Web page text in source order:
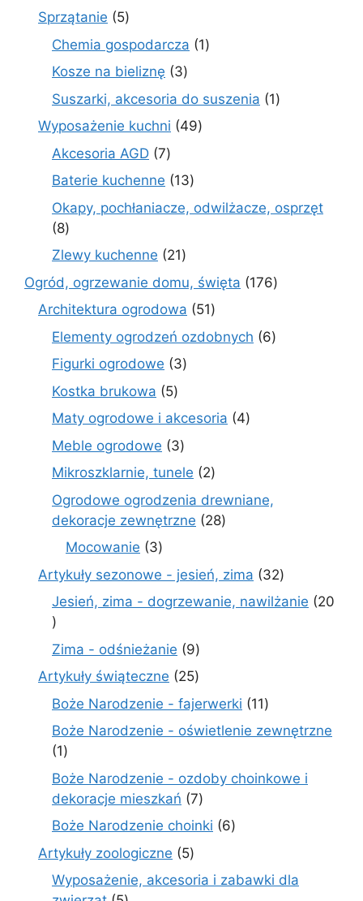
Sprzątanie 55
produktów
Chemia gospodarcza 11
Kosze na bieliznę 33
produkty
Suszarki, akcesoria do suszenia 11
Wyposażenie kuchni 4949
Akcesoria AGD 77
produktów
Baterie kuchenne 1313
produktów
Okapy, pochłaniacze, odwilżacze, osprzęt
88
produktów
Zlewy kuchenne 2121
produktów
Ogród, ogrzewanie domu, święta 176176
Architektura ogrodowa 5151
produktów
Elementy ogrodzeń ozdobnych 66
Figurki ogrodowe 33
Kostka brukowa 55
produktów
Maty ogrodowe i akcesoria 44
Meble ogrodowe 33
produkty
Mikroszklarnie, tunele 22
produkty
Ogrodowe ogrodzenia drewniane,
dekoracje zewnętrzne
2828
Mocowanie 33
produkty
Artykuły sezonowe - jesień, zima 3232
produkty
Jesień, zima - dogrzewanie, nawilżanie
20
20
produktów
Zima - odśnieżanie 99
produktów
Artykuły świąteczne 2525
produktów
Boże Narodzenie - fajerwerki 1111
produktów
Boże Narodzenie - oświetlenie zewnętrzne
11
produkt
Boże Narodzenie - ozdoby choinkowe i
dekoracje mieszkań 77
produktów
Boże Narodzenie choinki 66
Artykuły zoologiczne 55
produktów
Wyposażenie, akcesoria i zabawki dla